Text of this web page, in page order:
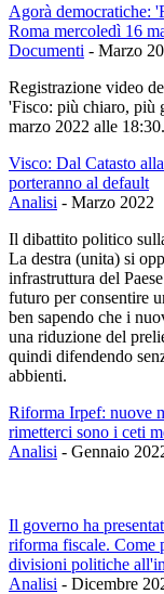
Agorà democratiche:
Roma mercoledì 16
Documenti - Marzo
Registrazione video
'Fisco: più chiaro, più
marzo 2022 alle 18:30.
Visco: Dal Catasto
porteranno al default
Analisi - Marzo 2022
Il dibattito politico
La destra (unita) si
infrastruttura del
futuro per consentire
ben sapendo che i
una riduzione del
quindi difendendo
abbienti.
Riforma Irpef: nuove
rimetterci sono i ceti
Analisi - Gennaio
Il governo ha
riforma fiscale. Come
divisioni politiche
Analisi - Dicembre